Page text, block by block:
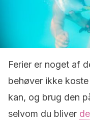
Ferier er noget af
behøver ikke
kan, og brug den
selvom du bliver